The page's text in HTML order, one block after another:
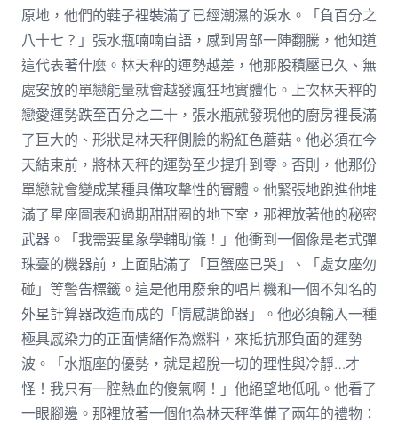
原地，他們的鞋子裡裝滿了已經潮濕的淚水。「負百分之
八十七？」張水瓶喃喃自語，感到胃部一陣翻騰，他知道
這代表著什麼。林天秤的運勢越差，他那股積壓已久、無
處安放的單戀能量就會越發瘋狂地實體化。上次林天秤的
戀愛運勢跌至百分之二十，張水瓶就發現他的廚房裡長滿
了巨大的、形狀是林天秤側臉的粉紅色蘑菇。他必須在今
天結束前，將林天秤的運勢至少提升到零。否則，他那份
單戀就會變成某種具備攻擊性的實體。他緊張地跑進他堆
滿了星座圖表和過期甜甜圈的地下室，那裡放著他的秘密
武器。「我需要星象學輔助儀！」他衝到一個像是老式彈
珠臺的機器前，上面貼滿了「巨蟹座已哭」、「處女座勿
碰」等警告標籤。這是他用廢棄的唱片機和一個不知名的
外星計算器改造而成的「情感調節器」。他必須輸入一種
極具感染力的正面情緒作為燃料，來抵抗那負面的運勢
波。「水瓶座的優勢，就是超脫一切的理性與冷靜…才
怪！我只有一腔熱血的傻氣啊！」他絕望地低吼。他看了
一眼腳邊。那裡放著一個他為林天秤準備了兩年的禮物：